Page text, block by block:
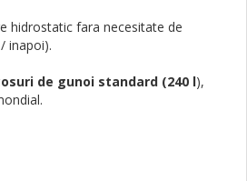
hidrostatic fara necesitate de
inapoi).
de gunoi standard (240 l),